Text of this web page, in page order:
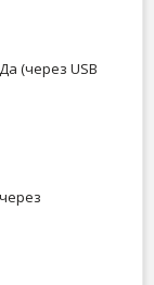
Да (через USB